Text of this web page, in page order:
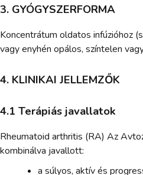
3. GYÓGYSZERFORMA
Koncentrátum oldatos infúzióhoz
vagy enyhén opálos, színtelen
4. KLINIKAI JELLEMZŐK
4.1 Terápiás javallatok
Rheumatoid arthritis (RA) Az
kombinálva javallott:
a súlyos, aktív és